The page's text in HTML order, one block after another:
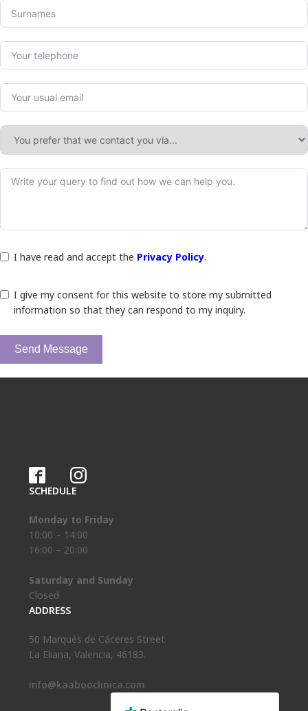
I have read and accept the Privacy Policy.
I give my consent for this website to store my submitted
information so that they can respond to my inquiry.
Send Message
SCHEDULE
Monday to Friday
10:00 – 14:00
16:00 – 20:00
Saturday and Sunday
Closed
ADDRESS
50 Marqués de Cáceres Street
La Eliana, Valencia, 46183.
info@kaabooclinica.com